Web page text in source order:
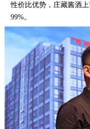
性价比优势，庄藏酱酒
99%。